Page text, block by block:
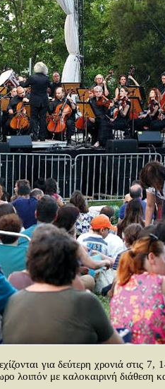
για δεύτερη χρονιά
με καλοκαιρινή διάθεση